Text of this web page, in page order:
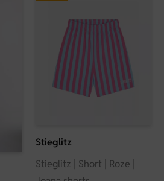
Stieglitz
Stieglitz | Short | Roze |